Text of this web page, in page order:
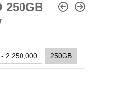
250GB
- 2,250,000 250GB